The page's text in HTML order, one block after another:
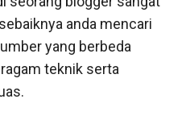
anda mencari
yang berbeda
teknik serta